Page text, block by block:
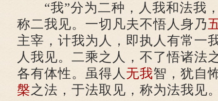
“我”分为二种，人我和法我
称二我见。一切凡夫不悟人身乃
主宰，计我为人，即执人有常一
人我见。二乘之人，不了悟诸法
各有体性。虽得人 无我智，犹自
槃之法，于法取见，称为法我见